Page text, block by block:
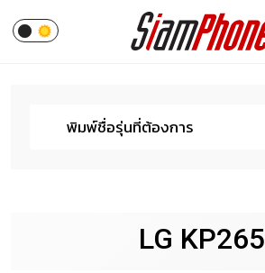
LG KP265